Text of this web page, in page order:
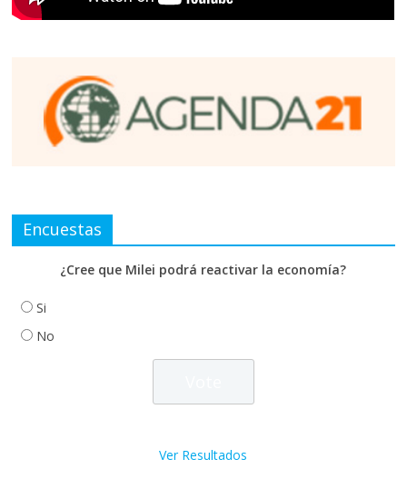
Encuestas
¿Cree que Milei podrá reactivar la economía?
Si
No
Ver Resultados